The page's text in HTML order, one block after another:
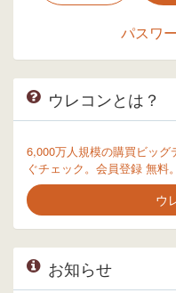
パスワ
ウレコンとは？
6,000万人規模の購買ビッ
ぐチェック。会員登録 無料。
ウ
お知らせ